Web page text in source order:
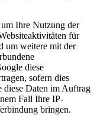
Ihre Nutzung der
für
um weitere mit der
diese
sofern dies
diese Daten im Auftrag
Fall Ihre IP-
bringen.